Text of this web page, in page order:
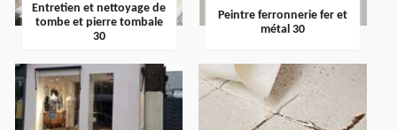
Entretien et nettoyage de
tombe et pierre tombale
30
Peintre ferronnerie fer et
métal 30